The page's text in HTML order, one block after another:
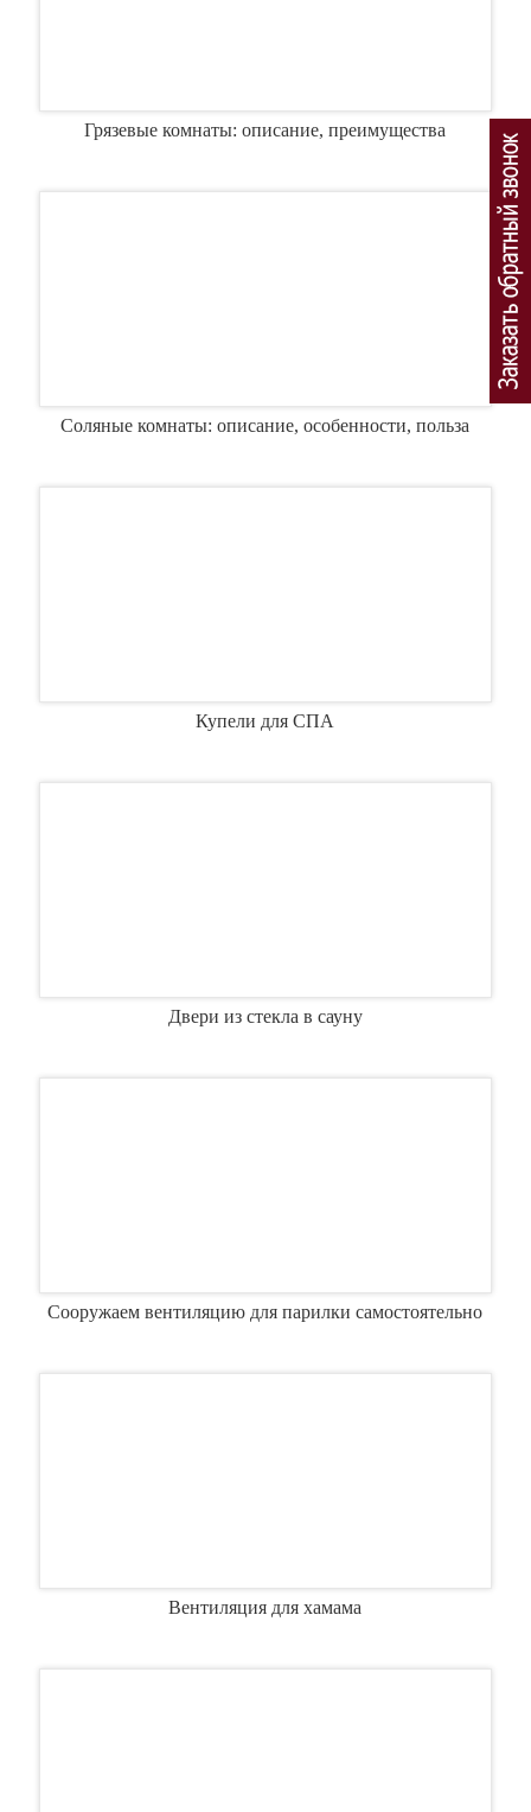
Грязевые комнаты: описание, преимущества
Соляные комнаты: описание, особенности, польза
Купели для СПА
Двери из стекла в сауну
Сооружаем вентиляцию для парилки самостоятельно
Вентиляция для хамама